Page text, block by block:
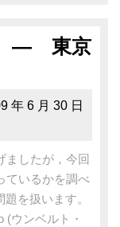
― 東京
年 6 月 30 日
ましたが，今回
ているかを調べ
を扱います。
(ウンベルト・